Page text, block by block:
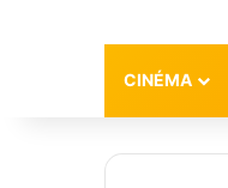
CINÉMA